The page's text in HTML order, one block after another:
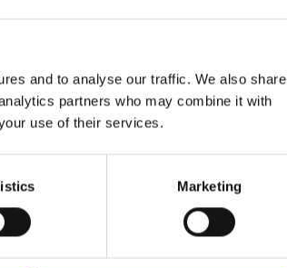
and to analyse our traffic. We also share
partners who may combine it with
use of their services.
Marketing